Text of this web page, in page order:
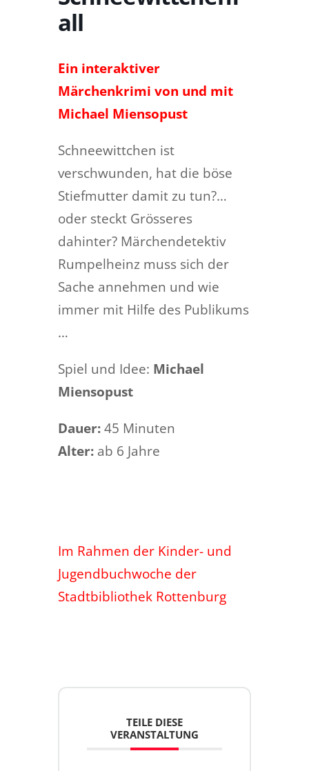
all
Ein interaktiver
Märchenkrimi von und mit
Michael Miensopust
Schneewittchen ist
verschwunden, hat die böse
Stiefmutter damit zu tun?…
oder steckt Grösseres
dahinter? Märchendetektiv
Rumpelheinz muss sich der
Sache annehmen und wie
immer mit Hilfe des Publikums
…
Spiel und Idee: Michael
Miensopust
Dauer: 45 Minuten
Alter: ab 6 Jahre
Im Rahmen der Kinder- und
Jugendbuchwoche der
Stadtbibliothek Rottenburg
TEILE DIESE
VERANSTALTUNG